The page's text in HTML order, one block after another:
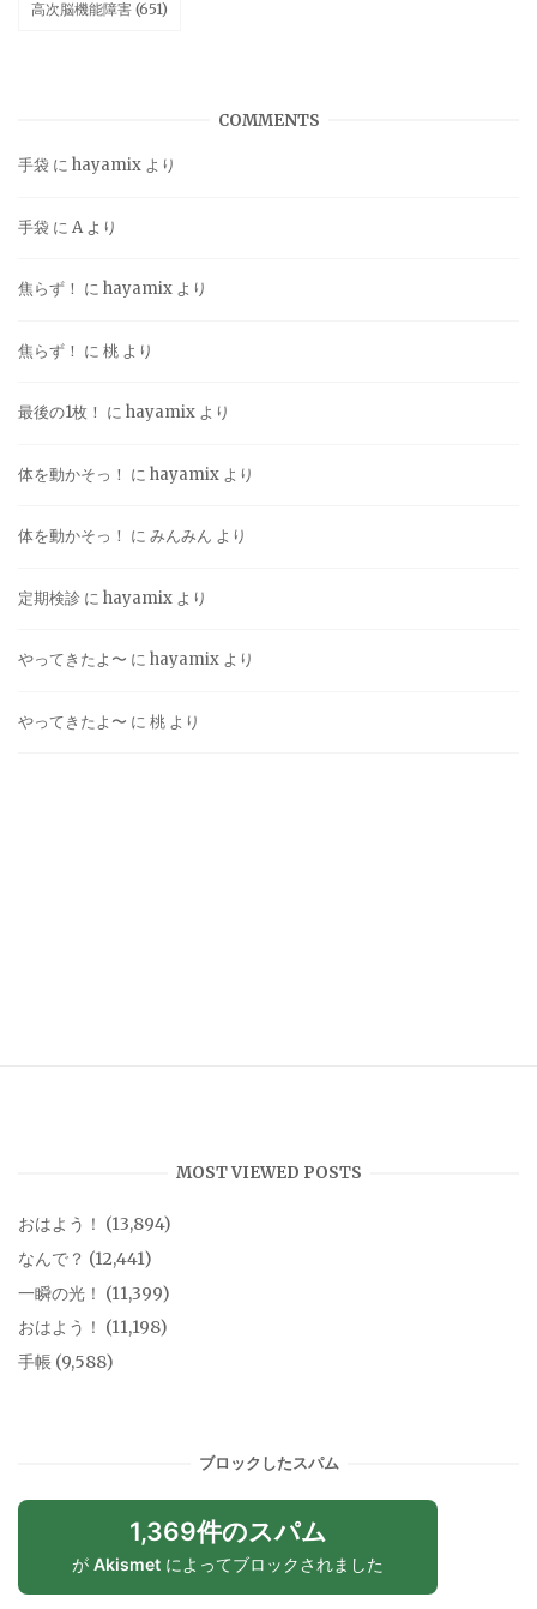
高次脳機能障害 (651)
COMMENTS
手袋 に hayamix より
手袋 に Aより
焦らず！ に hayamix より
焦らず！ に 桃 より
最後の1枚！ に hayamix より
体を動かそっ！ に hayamix より
体を動かそっ！ に みんみん より
定期検診 に hayamix より
やってきたよ〜 に hayamix より
やってきたよ〜 に 桃 より
MOST VIEWED POSTS
おはよう！ (13,894)
なんで？ (12,441)
一瞬の光！ (11,399)
おはよう！ (11,198)
手帳 (9,588)
ブロックしたスパム
1,369件のスパム
が Akismet によってブロックされました